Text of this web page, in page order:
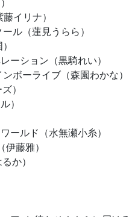
（紫藤イリナ）
ール（蓮見うらら）
ーション（黒騎れい）
インボーライブ（森園わ
）
）
ールド（水無瀬小糸）
伊藤雅）
か）